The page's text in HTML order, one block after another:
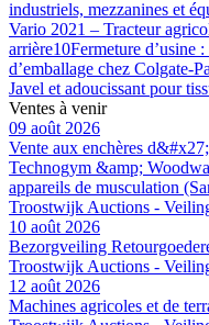
industriels, mezzanines et
Vario 2021 – Tracteur
arrière10Fermeture d’usine
d’emballage chez Colgate-
Javel et adoucissant pour
Ventes à venir
09 août 2026
Vente aux enchères
Technogym &amp;
appareils de musculation
Troostwijk Auctions -
10 août 2026
Bezorgveiling
Troostwijk Auctions -
12 août 2026
Machines agricoles et de